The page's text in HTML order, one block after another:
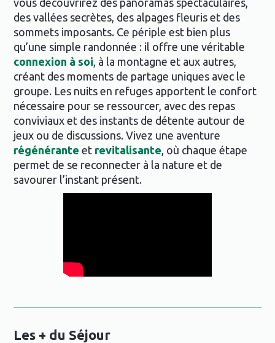
vous découvrirez des panoramas spectaculaires,
des vallées secrètes, des alpages fleuris et des
sommets imposants. Ce périple est bien plus
qu’une simple randonnée : il offre une véritable
connexion à soi, à la montagne et aux autres,
créant des moments de partage uniques avec le
groupe. Les nuits en refuges apportent le confort
nécessaire pour se ressourcer, avec des repas
conviviaux et des instants de détente autour de
jeux ou de discussions. Vivez une aventure
régénérante et revitalisante, où chaque étape
permet de se reconnecter à la nature et de
savourer l’instant présent.
Les + du Séjour